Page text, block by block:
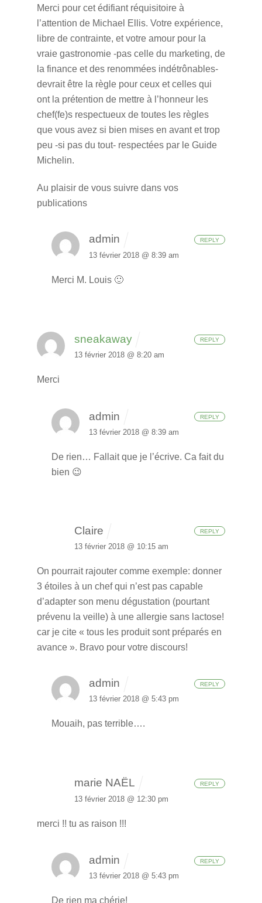
Merci pour cet édifiant réquisitoire à
l’attention de Michael Ellis. Votre expérience,
libre de contrainte, et votre amour pour la
vraie gastronomie -pas celle du marketing, de
la finance et des renommées indétrônables-
devrait être la règle pour ceux et celles qui
ont la prétention de mettre à l’honneur les
chef(fe)s respectueux de toutes les règles
que vous avez si bien mises en avant et trop
peu -si pas du tout- respectées par le Guide
Michelin.
Au plaisir de vous suivre dans vos
publications
admin
13 février 2018 @ 8:39 am
Merci M. Louis 🙂
REPLY
sneakaway
13 février 2018 @ 8:20 am
Merci
REPLY
admin
13 février 2018 @ 8:39 am
De rien… Fallait que je l’écrive. Ca fait du
bien 😉
REPLY
Claire
13 février 2018 @ 10:15 am
On pourrait rajouter comme exemple: donner
3 étoiles à un chef qui n’est pas capable
d’adapter son menu dégustation (pourtant
prévenu la veille) à une allergie sans lactose!
car je cite « tous les produit sont préparés en
avance ». Bravo pour votre discours!
REPLY
admin
13 février 2018 @ 5:43 pm
Mouaih, pas terrible….
REPLY
marie NAËL
13 février 2018 @ 12:30 pm
merci !! tu as raison !!!
REPLY
admin
13 février 2018 @ 5:43 pm
De rien ma chérie!
REPLY